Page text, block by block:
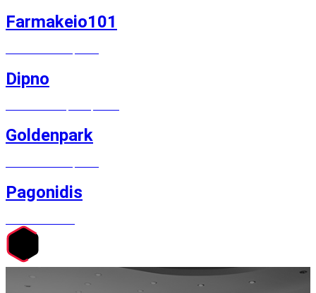
Farmakeio101
Dipno
Goldenpark
Pagonidis